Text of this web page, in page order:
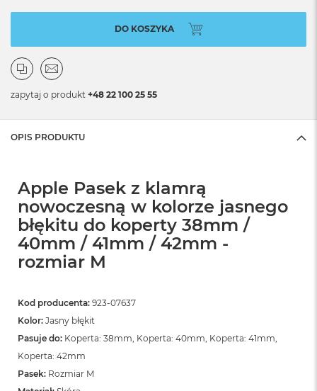
DO KOSZYKA
zapytaj o produkt +48 22 100 25 55
OPIS PRODUKTU
Apple Pasek z klamrą
nowoczesną w kolorze jasnego
błękitu do koperty 38mm /
40mm / 41mm / 42mm -
rozmiar M
Kod producenta: 923-07637
Kolor: Jasny błękit
Pasuje do: Koperta: 38mm, Koperta: 40mm, Koperta: 41mm,
Koperta: 42mm
Pasek: Rozmiar M